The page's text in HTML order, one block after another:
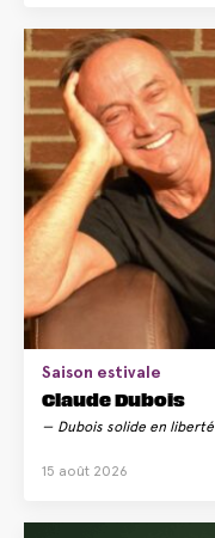
Saison estivale
Claude Dubois
Dubois solide en liberté
15 août 2026